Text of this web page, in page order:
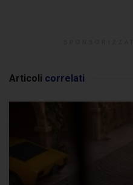
Articoli correlati